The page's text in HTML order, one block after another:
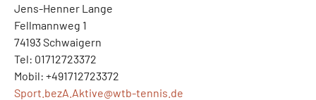
Jens-Henner Lange
Fellmannweg 1
74193 Schwaigern
Tel: 01712723372
Mobil: +491712723372
Sport.bezA.Aktive@wtb-tennis.de